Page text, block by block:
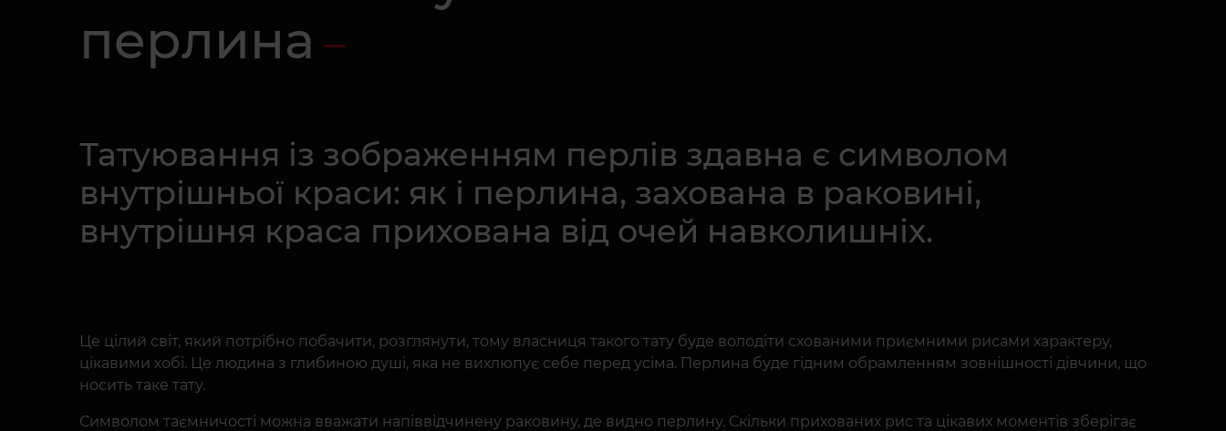
перлина
Татуювання із зображенням перлів здавна є символом
внутрішньої краси: як і перлина, захована в раковині,
внутрішня краса прихована від очей навколишніх.
Це цілий світ, який потрібно побачити, розглянути, тому власниця такого тату буде володіти схованими приємними рисами характеру,
цікавими хобі. Це людина з глибиною душі, яка не вихлюпує себе перед усіма. Перлина буде гідним обрамленням зовнішності дівчини, що
носить таке тату.
Символом таємничості можна вважати напіввідчинену раковину, де видно перлину. Скільки прихованих рис та цікавих моментів зберігає